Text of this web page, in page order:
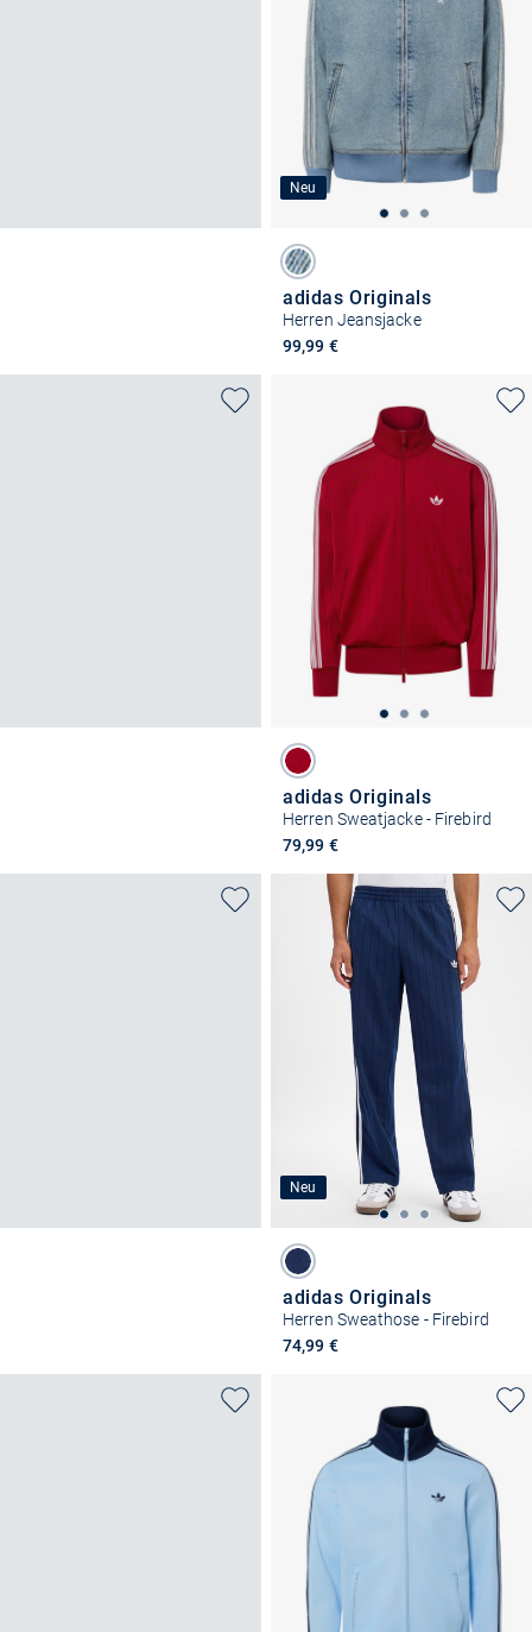
Neu
adidas Originals
Herren Jeansjacke
99,99 €
adidas Originals
Herren Sweatjacke - Firebird
79,99 €
Neu
adidas Originals
Herren Sweathose - Firebird
74,99 €